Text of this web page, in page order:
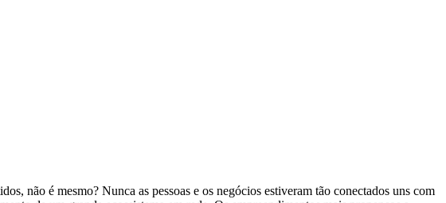
não é mesmo? Nunca as pessoas e os negócios estiveram tão conectados uns com